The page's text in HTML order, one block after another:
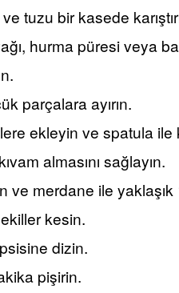
tuzu bir kasede
hurma püresi veya
parçalara ayırın.
ekleyin ve spatula ile
almasını sağlayın.
merdane ile yaklaşık
kesin.
dizin.
pişirin.